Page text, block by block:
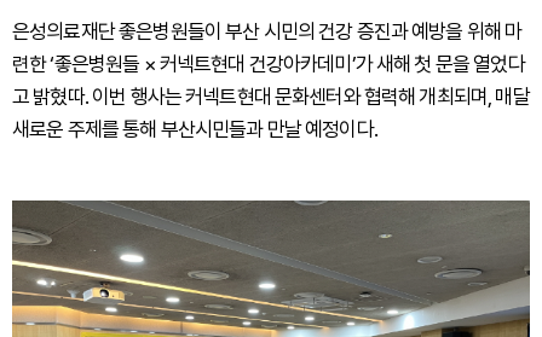
은성의료재단 좋은병원들이 부산 시민의 건강 증진과 예방을 위해 마
련한 ‘좋은병원들 × 커넥트현대 건강아카데미’가 새해 첫 문을 열었다
고 밝혔따. 이번 행사는 커넥트현대 문화센터와 협력해 개최되며, 매달
새로운 주제를 통해 부산시민들과 만날 예정이다.